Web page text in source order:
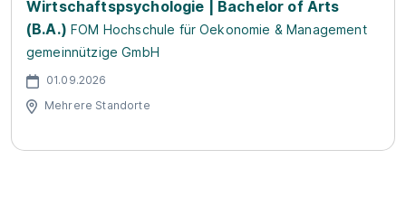
Wirtschaftspsychologie | Bachelor of Arts
(B.A.)FOM Hochschule für Oekonomie & Management
gemeinnützige GmbH
01.09.2026
Mehrere Standorte